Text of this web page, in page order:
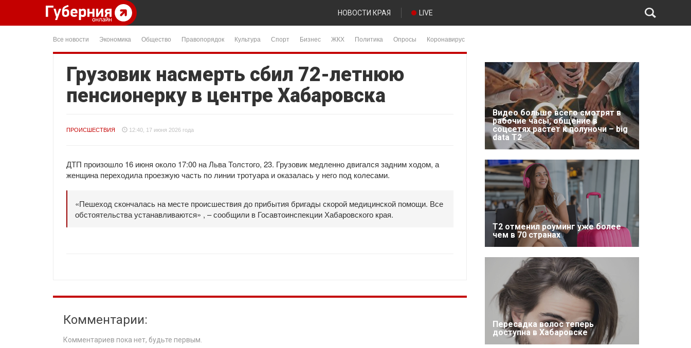
НОВОСТИ КРАЯ LIVE
Все новости Экономика Общество Правопорядок Культура Спорт Бизнес ЖКХ Политика Опросы Коронавирус
Грузовик насмерть сбил 72-летнюю
пенсионерку в центре Хабаровска
ПРОИСШЕСТВИЯ 12:40, 17 июня 2026 года
ДТП произошло 16 июня около 17:00 на Льва Толстого, 23. Грузовик медленно двигался задним ходом, а
женщина переходила проезжую часть по линии тротуара и оказалась у него под колесами.
«Пешеход скончалась на месте происшествия до прибытия бригады скорой медицинской помощи. Все
обстоятельства устанавливаются» , – сообщили в Госавтоинспекции Хабаровского края.
Комментарии:
Комментариев пока нет, будьте первым.
Видео больше всего смотрят в
рабочие часы, общение в
соцсетях растет к полуночи – big
data T2
Т2 отменил роуминг уже более
чем в 70 странах
Пересадка волос теперь
доступна в Хабаровске